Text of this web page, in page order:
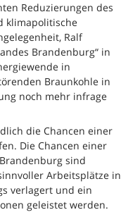
Reduzierungen des
klimapolitische
Ralf
Brandenburg“ in
in
Braunkohle in
noch mehr infrage
die Chancen einer
Die Chancen einer
sind
Arbeitsplätze in
verlagert und ein
geleistet werden.